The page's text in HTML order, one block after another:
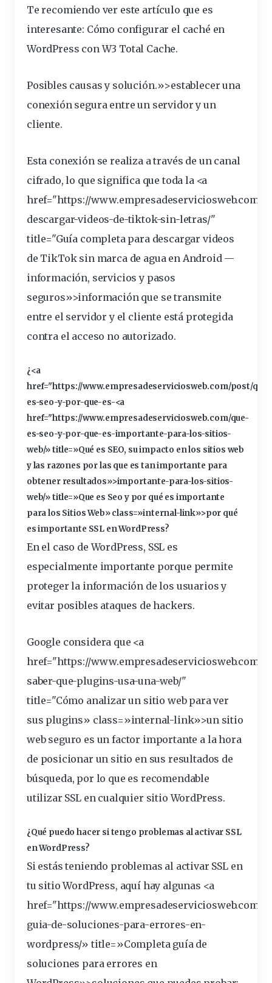
Te recomiendo ver este artículo que es
interesante: Cómo configurar el caché en
WordPress con W3 Total Cache.
Posibles causas y solución.»>establecer una
conexión seguraentre un servidory un
cliente.
Esta conexión se realiza a través de un canal
cifrado, lo que significa que toda la <a
href="https://www.empresadeserviciosweb.com/
descargar-videos-de-tiktok-sin-letras/"
title="Guía completa para descargar videos
de TikTok sin marca de agua en Android —
información, servicios y pasos
seguros»>información que se transmite
entre el servidor y el cliente está protegida
contra el acceso no autorizado.
¿<a
href="https://www.empresadeserviciosweb.com/post/que-
es-seo-y-por-que-es-<a
href="https://www.empresadeserviciosweb.com/que-
es-seo-y-por-que-es-importante-para-los-sitios-
web/» title=»Qué es SEO, su impacto en los sitios web
y las razones por las que es tan importante para
obtener resultados»>importante-para-los-sitios-
web/» title=»Que es Seo y por qué es importante
para los Sitios Web» class=»internal-link»>por qué
es importante SSL en WordPress?
En el caso de WordPress, SSL es
especialmente importante porque permite
proteger la información de los usuarios y
evitar posibles ataques de hackers.
Google considera que <a
href="https://www.empresadeserviciosweb.com/
saber-que-plugins-usa-una-web/"
title="Cómo analizar un sitio web para ver
sus plugins» class=»internal-link»>un sitio
web seguro es un factor importante a la hora
de posicionar un sitio en sus resultados de
búsqueda, por lo que es recomendable
utilizar SSL en cualquier sitio WordPress.
¿Qué puedo hacer si tengo problemas al activar SSL
en WordPress?
Si estás teniendo problemas al activar SSL en
tu sitio WordPress, aquí hay algunas <a
href="https://www.empresadeserviciosweb.com/
guia-de-soluciones-para-errores-en-
wordpress/» title=»Completa guía de
soluciones para errores en